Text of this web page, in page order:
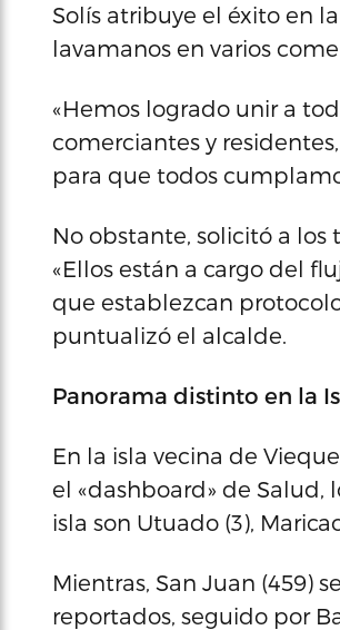
Solís atribuye el éxito en
lavamanos en varios
«Hemos logrado unir a
comerciantes y
para que todos
No obstante, solicitó a los
«Ellos están a cargo del
que establezcan
puntualizó el alcalde.
Panorama distinto en la
En la isla vecina de
el «dashboard» de Salud,
isla son Utuado (3),
Mientras, San Juan (459)
reportados, seguido por